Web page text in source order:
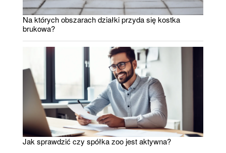
Na których obszarach działki przyda się kostka
brukowa?
Jak sprawdzić czy spółka zoo jest aktywna?